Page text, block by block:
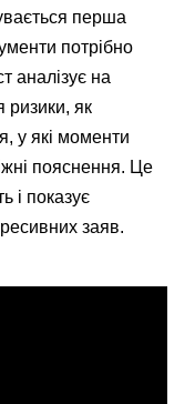
перша
потрібно
аналізує на
ризики, як
у які моменти
пояснення. Це
і показує
заяв.